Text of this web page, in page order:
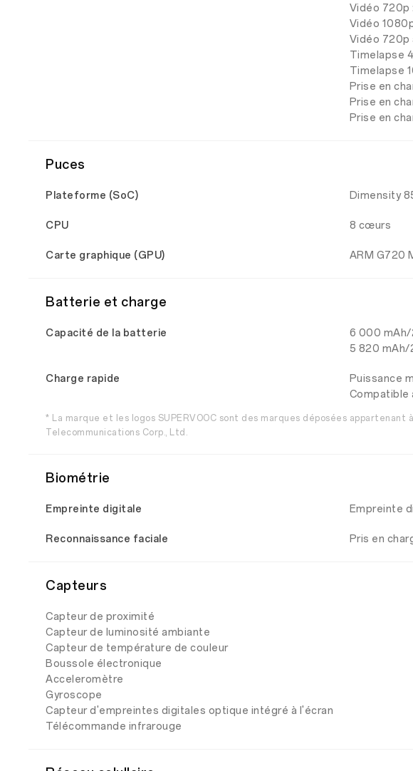
Vidéo 720p
Vidéo
Vidéo 720p
Timelapse
Timelapse
Prise en
Prise en
Prise en
Puces
Plateforme (SoC) Dimensity
CPU 8 cœurs
Carte graphique (GPU) ARM G720
Batterie et charge
Capacité de la batterie
6 000 mAh/
5 820 mAh/
Charge rapide Puissance
Compatible
* La marque et les logos SUPERVOOC sont des marques déposées appartenant
Telecommunications Corp., Ltd.
Biométrie
Empreinte digitale Empreinte
Reconnaissance faciale Pris en
Capteurs
Capteur de proximité
Capteur de luminosité ambiante
Capteur de température de couleur
Boussole électronique
Acceleromètre
Gyroscope
Capteur d'empreintes digitales optique intégré à l'écran
Télécommande infrarouge